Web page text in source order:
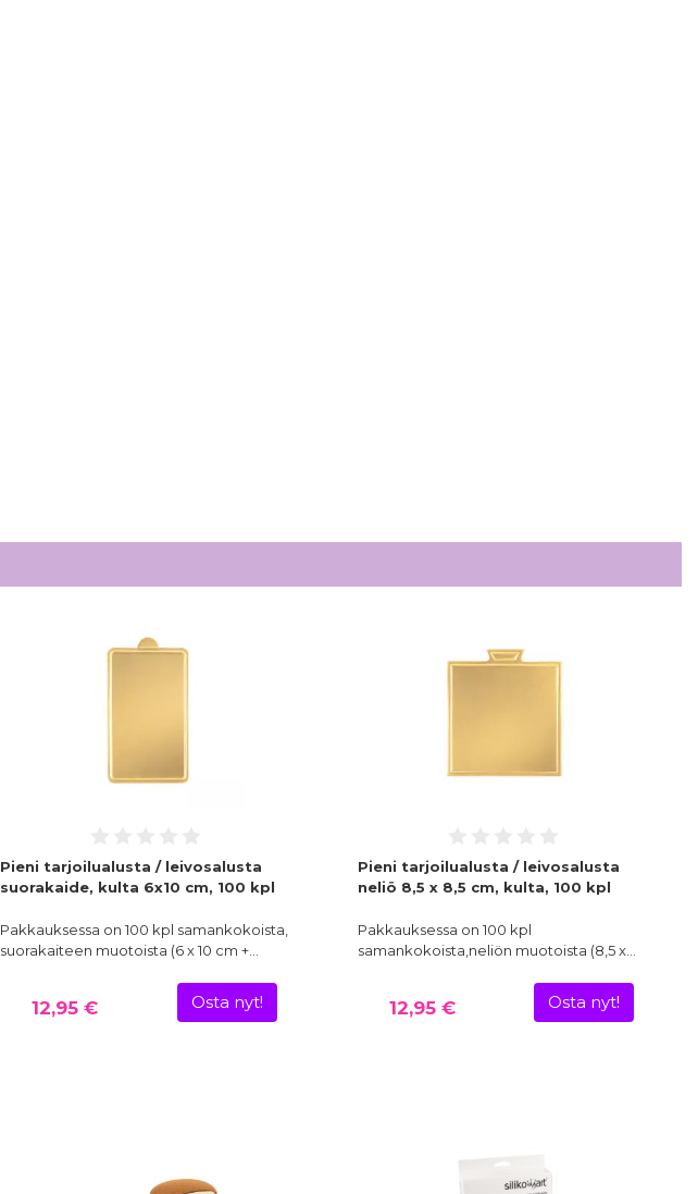
Pieni tarjoilualusta / leivosalusta
suorakaide, kulta 6x10 cm, 100 kpl
Pakkauksessa on 100 kpl samankokoista,
suorakaiteen muotoista (6 x 10 cm +…
12,95 € Osta nyt!
Pieni tarjoilualusta / leivosalusta
neliö 8,5 x 8,5 cm, kulta, 100 kpl
Pakkauksessa on 100 kpl
samankokoista,neliön muotoista (8,5 x…
12,95 € Osta nyt!